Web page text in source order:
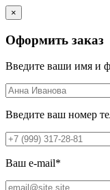
×
Оформить заказ
Введите ваши имя и
Введите ваш номер
Ваш e-mail*